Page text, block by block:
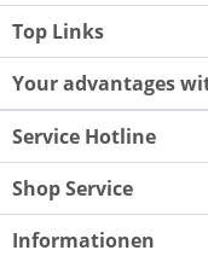
Top Links
Your advantages
Service Hotline
Shop Service
Informationen